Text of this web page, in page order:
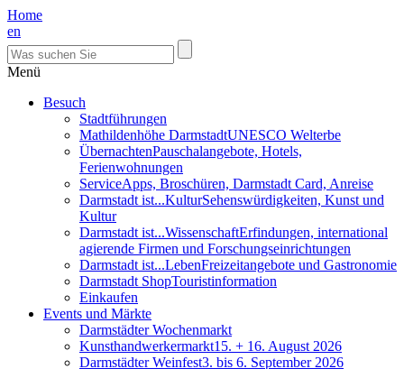
Home
en
Menü
Besuch
Stadtführungen
Mathildenhöhe DarmstadtUNESCO Welterbe
ÜbernachtenPauschalangebote, Hotels,
Ferienwohnungen
ServiceApps, Broschüren, Darmstadt Card, Anreise
Darmstadt ist...KulturSehenswürdigkeiten, Kunst und
Kultur
Darmstadt ist...WissenschaftErfindungen, international
agierende Firmen und Forschungseinrichtungen
Darmstadt ist...LebenFreizeitangebote und Gastronomie
Darmstadt ShopTouristinformation
Einkaufen
Events und Märkte
Darmstädter Wochenmarkt
Kunsthandwerkermarkt15. + 16. August 2026
Darmstädter Weinfest3. bis 6. September 2026